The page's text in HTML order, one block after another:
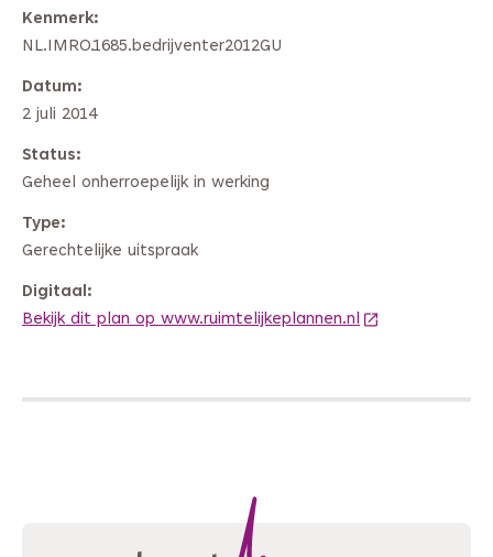
Kenmerk
NL.IMRO.1685.bedrijventer2012GU
Datum
2 juli 2014
Status
Geheel onherroepelijk in werking
Type
Gerechtelijke uitspraak
Digitaal
Bekijk dit plan op www.ruimtelijkeplannen.nl (Deze link gaat